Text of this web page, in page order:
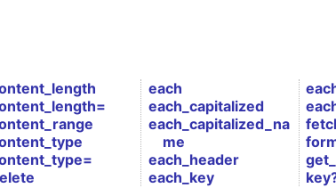
each
each_capitalized
each_capitalized_na
me
each_header
each_key